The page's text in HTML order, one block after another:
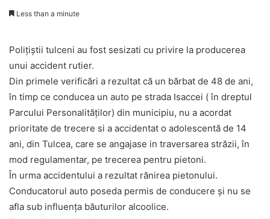
Less than a minute
Polițiștii tulceni au fost sesizati cu privire la producerea
unui accident rutier.
Din primele verificări a rezultat că un bărbat de 48 de ani,
în timp ce conducea un auto pe strada Isaccei ( în dreptul
Parcului Personalităților) din municipiu, nu a acordat
prioritate de trecere si a accidentat o adolescentă de 14
ani, din Tulcea, care se angajase in traversarea străzii, în
mod regulamentar, pe trecerea pentru pietoni.
În urma accidentului a rezultat rănirea pietonului.
Conducatorul auto poseda permis de conducere și nu se
afla sub influența băuturilor alcoolice.